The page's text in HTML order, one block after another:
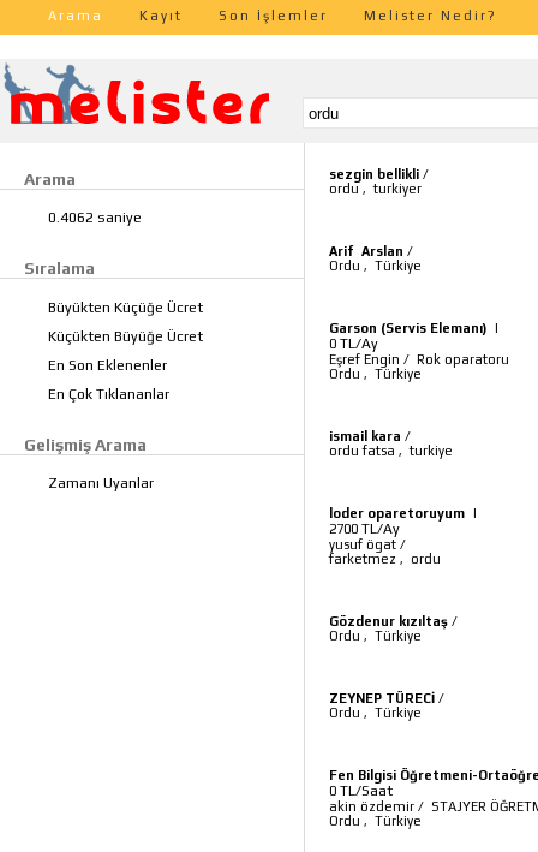
Arama Kayıt Son İşlemler Melister Nedir?
Arama
0.4062 saniye
Sıralama
Büyükten Küçüğe Ücret
Küçükten Büyüğe Ücret
En Son Eklenenler
En Çok Tıklananlar
Gelişmiş Arama
Zamanı Uyanlar
sezgin bellikli /
ordu ,turkiyer
Arif Arslan /
Ordu , Türkiye
Garson (Servis Elemanı) |
0 TL/Ay
Eşref Engin / Rok oparatoru
Ordu , Türkiye
ismail kara /
ordu fatsa ,turkiye
loder oparetoruyum |
2700 TL/Ay
yusuf ögat /
farketmez , ordu
Gözdenur kızıltaş /
Ordu , Türkiye
ZEYNEP TÜRECİ /
Ordu , Türkiye
Fen Bilgisi Öğretmeni-
0 TL/Saat
akin özdemir / STAJYER
Ordu , Türkiye